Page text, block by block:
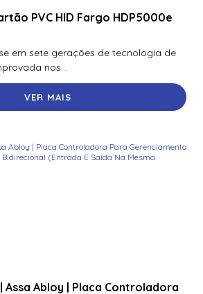
PVC HID Fargo HDP5000e
em sete gerações de tecnologia de
nos...
VER MAIS
Assa Abloy | Placa Controladora